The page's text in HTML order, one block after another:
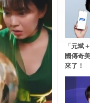
「元斌
國傳奇
來了！